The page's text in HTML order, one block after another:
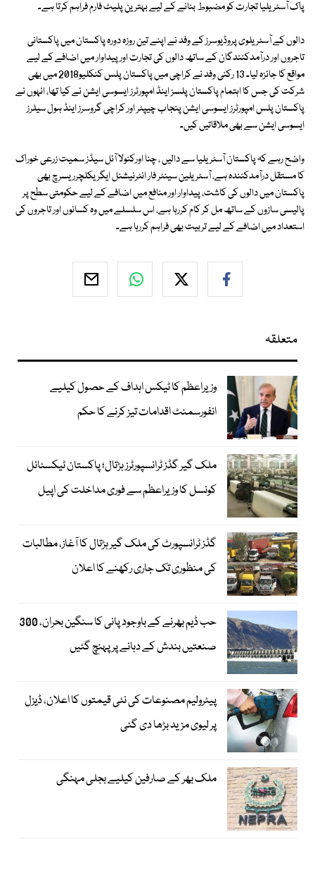
پاک آسٹریلیا تجارت کو مضبوط بنانے کے لیے بہترین پلیٹ فارم فراہم کرتا ہے۔
دالوں کے آسٹریلوی پروڈیوسرز کے وفد نے اپنے تین روزہ دورہ پاکستان میں پاکستانی
تاجروں اور درآمدکنندگان کے ساتھ دالوں کی تجارت اور پیداوار میں اضافے کے لیے
مواقع کا جائزہ لیا۔ 13 رکنی وفد نے کراچی میں پاکستان پلس کنکلیو2018 میں بھی
شرکت کی جس کا اہتمام پاکستان پلسز اینڈ امپورٹرز ایسوسی ایشن نے کیا تھا، انہوں نے
پاکستان پلس امپورٹرز ایسوسی ایشن پنجاب چیپٹر اور کراچی گروسرز اینڈ ہول سیلرز
ایسوسی ایشن سے بھی ملاقاتیں کیں۔
واضح رہے کہ پاکستان آسٹریلیا سے دالیں ، چنا اورکنولا آئل سیڈز سمیت زرعی خوراک
کا مستقل درآمدکنندہ ہے، آسٹریلین سینٹر فار انٹرنیشنل ایگریکلچرریسرچ بھی
پاکستان میں دالوں کی کاشت، پیداوار اور منافع میں اضافے کے لیے حکومتی سطح پر
پالیسی سازوں کے ساتھ مل کر کام کررہا ہے، اس سلسلے میں وہ کسانوں اور تاجروں کی
استعداد میں اضافے کے لیے تربیت بھی فراہم کررہا ہے۔
متعلقہ
وزیراعظم کا ٹیکس اہداف کے حصول کیلیے
انفورسمنٹ اقدامات تیز کرنے کا حکم
ملک گیر گڈز ٹرانسپورٹرز ہڑتال؛ پاکستان ٹیکسٹائل
کونسل کا وزیراعظم سے فوری مداخلت کی اپیل
گڈز ٹرانسپورٹ کی ملک گیر ہڑتال کا آغاز، مطالبات
کی منظوری تک جاری رکھنے کا اعلان
حب ڈیم بھرنے کے باوجود پانی کا سنگین بحران، 300
صنعتیں بندش کے دہانے پر پہنچ گئیں
پیٹرولیم مصنوعات کی نئی قیمتوں کا اعلان، ڈیزل
پر لیوی مزید بڑھا دی گئی
ملک بھر کے صارفین کیلیے بجلی مہنگی